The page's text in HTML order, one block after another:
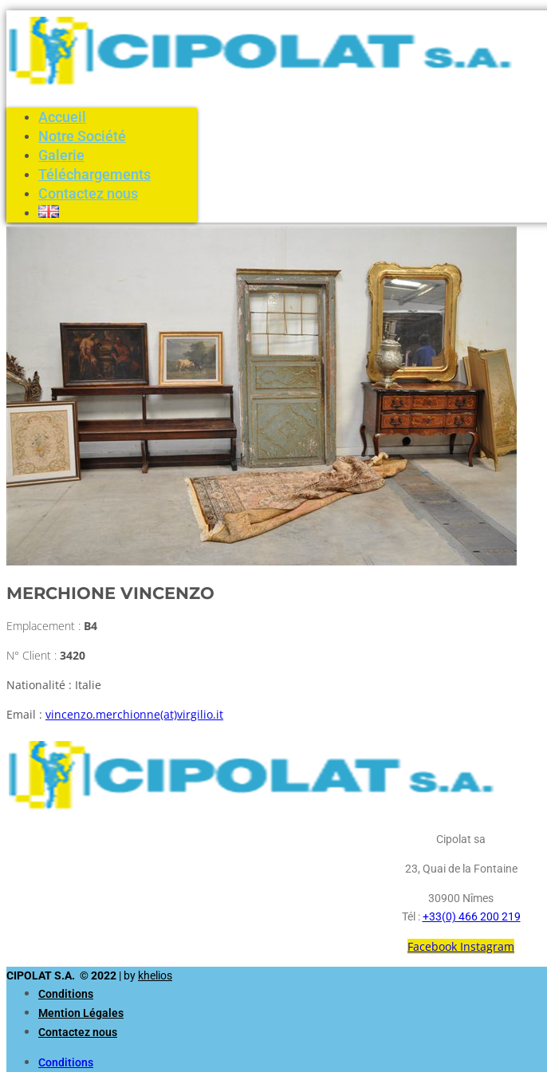
Accueil
Notre Société
Galerie
Téléchargements
Contactez nous
MERCHIONE VINCENZO
Emplacement : B4
N° Client : 3420
Nationalité : Italie
Email : vincenzo.merchionne(at)virgilio.it
Cipolat sa
23, Quai de la Fontaine
30900 Nîmes
Tél :+33(0) 466 200 219
Facebook Instagram
CIPOLAT S.A. © 2022 | by khelios
Conditions
Mention Légales
Contactez nous
Conditions